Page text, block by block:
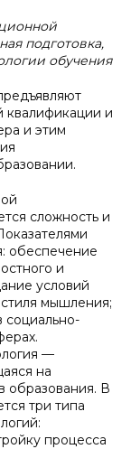
подготовка,
обучения
квалификации и
и этим
сложность и
обеспечение
и
условий
мышления;
социально-
—
на
образования. В
три типа
процесса